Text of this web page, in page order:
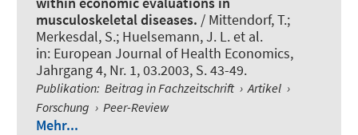
musculoskeletal diseases. / Mittendorf, T.;
Merkesdal, S.; Huelsemann, J. L. et al.
in: European Journal of Health Economics,
Jahrgang 4, Nr. 1, 03.2003, S. 43-49.
Publikation: Beitrag in Fachzeitschrift › Artikel ›
Forschung › Peer-Review
Mehr...